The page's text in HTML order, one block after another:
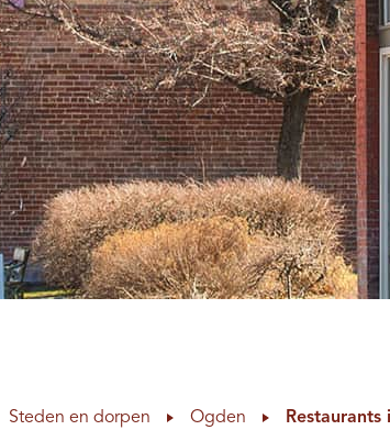
Steden en dorpen Ogden Restaurants